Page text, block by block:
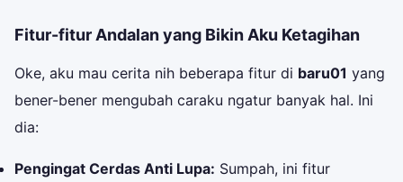
Fitur-fitur Andalan yang Bikin Aku Ketagihan
Oke, aku mau cerita nih beberapa fitur di baru01 yang
bener-bener mengubah caraku ngatur banyak hal. Ini
dia:
Pengingat Cerdas Anti Lupa: Sumpah, ini fitur